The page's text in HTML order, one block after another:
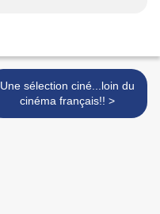
Une sélection ciné...loin du
cinéma français!! >